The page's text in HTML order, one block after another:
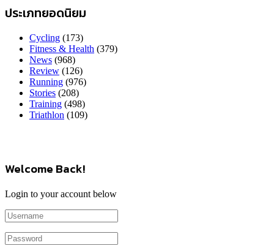
ประเภทยอดนิยม
Cycling (173)
Fitness & Health (379)
News (968)
Review (126)
Running (976)
Stories (208)
Training (498)
Triathlon (109)
Welcome Back!
Login to your account below